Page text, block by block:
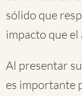
sólido que
impacto que el
Al presentar
es importante